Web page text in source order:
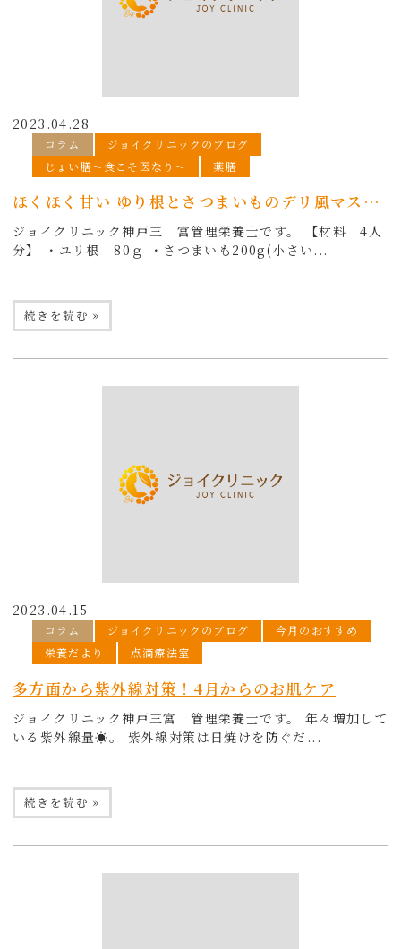
2023.04.28
コラム
ジョイクリニックのブログ
じょい膳〜食こそ医なり〜
薬膳
ほくほく甘い ゆり根とさつまいものデリ風マスタードサラダ
ジョイクリニック神戸三 宮管理栄養士です。 【材料 4人
分】 ・ユリ根 80ｇ ・さつまいも200g(小さい...
続きを読む »
2023.04.15
コラム ジョイクリニックのブログ
今月のおすすめ
栄養だより
点滴療法室
多方面から紫外線対策！4月からのお肌ケア
ジョイクリニック神戸三宮 管理栄養士です。 年々増加して
いる紫外線量☀。 紫外線対策は日焼けを防ぐだ...
続きを読む »